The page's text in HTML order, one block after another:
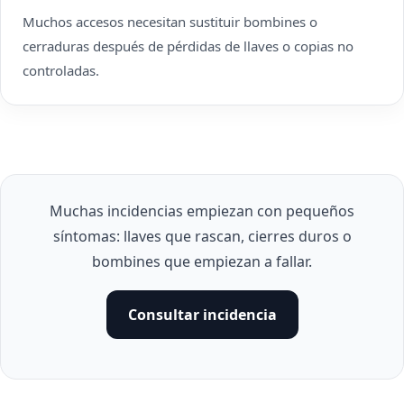
Muchos accesos necesitan sustituir bombines o
cerraduras después de pérdidas de llaves o copias no
controladas.
Muchas incidencias empiezan con pequeños
síntomas: llaves que rascan, cierres duros o
bombines que empiezan a fallar.
Consultar incidencia